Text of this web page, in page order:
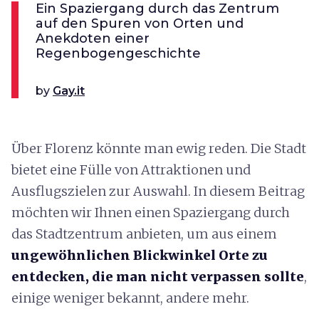
Ein Spaziergang durch das Zentrum
auf den Spuren von Orten und
Anekdoten einer
Regenbogengeschichte
by Gay.it
Über Florenz könnte man ewig reden. Die Stadt
bietet eine Fülle von Attraktionen und
Ausflugszielen zur Auswahl. In diesem Beitrag
möchten wir Ihnen einen Spaziergang durch
das Stadtzentrum anbieten, um aus einem
ungewöhnlichen Blickwinkel Orte zu
entdecken, die man nicht verpassen sollte,
einige weniger bekannt, andere mehr.